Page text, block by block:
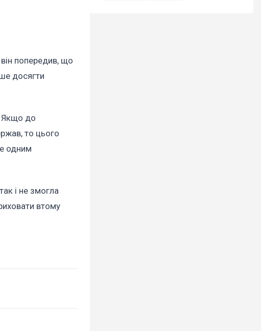
він попередив, що
досягти
Якщо до
то цього
одним
і не змогла
втому